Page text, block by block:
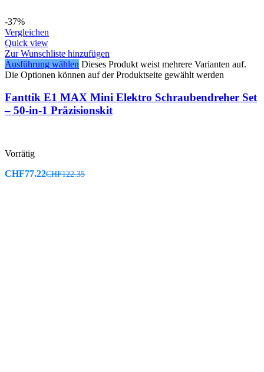
-37%
Vergleichen
Quick view
Zur Wunschliste hinzufügen
Ausführung wählen Dieses Produkt weist mehrere Varianten auf.
Die Optionen können auf der Produktseite gewählt werden
Fanttik E1 MAX Mini Elektro Schraubendreher Set
– 50-in-1 Präzisionskit
Vorrätig
CHF77.22CHF122.35